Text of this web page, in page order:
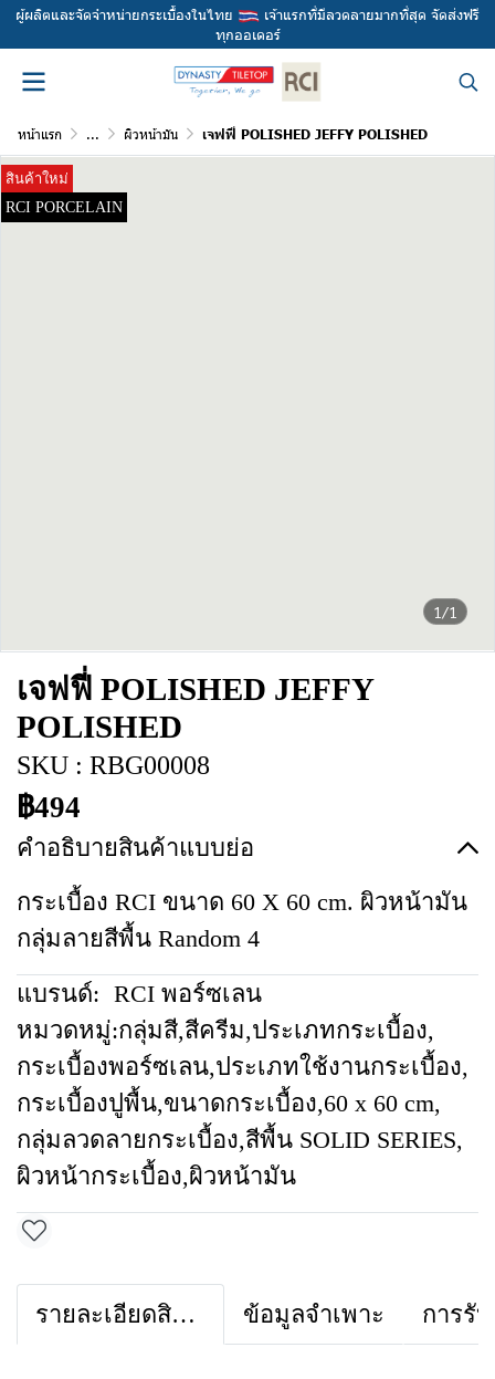
ผู้ผลิตและจัดจำหน่ายกระเบื้องในไทย
เจ้าแรกที่มีลวดลายมากที่สุด จัดส่งฟรี
ทุกออเดอร์
หน้าแรก ... ผิวหน้ามัน เจฟฟี่ POLISHED JEFFY POLISHED
1/1
สินค้าใหม่
RCI PORCELAIN
เจฟฟี่ POLISHED JEFFY
POLISHED
SKU : RBG00008
฿494
คำอธิบายสินค้าแบบย่อ
กระเบื้อง RCI ขนาด 60 X 60 cm. ผิวหน้ามัน
กลุ่มลายสีพื้น Random 4
แบรนด์: RCI พอร์ซเลน
หมวดหมู่:กลุ่มสี,สีครีม,ประเภทกระเบื้อง,
กระเบื้องพอร์ซเลน,ประเภทใช้งานกระเบื้อง,
กระเบื้องปูพื้น,ขนาดกระเบื้อง,60 x 60 cm,
กลุ่มลวดลายกระเบื้อง,สีพื้น SOLID SERIES,
ผิวหน้ากระเบื้อง,ผิวหน้ามัน
รายละเอียดสินค้า ข้อมูลจำเพาะ การรั